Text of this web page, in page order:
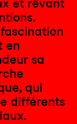
et rêvant
en
sa
qui
différents